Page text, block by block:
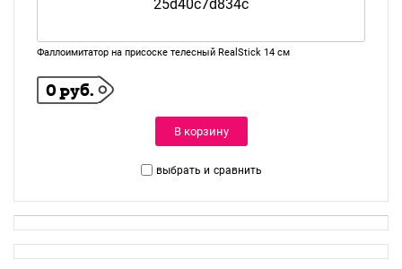
Фаллоимитатор на присоске телесный RealStick 14 см
0 руб.
В корзину
выбрать и сравнить